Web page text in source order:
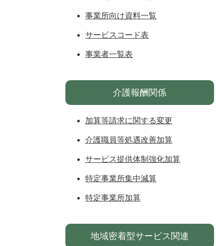
事業所向け資料一覧
サービスコード表
事業者一覧表
介護報酬関係
加算等請求に関する変更
介護職員等処遇改善加算
サービス提供体制強化加算
特定事業所集中減算
特定事業所加算
地域密着型サービス関連